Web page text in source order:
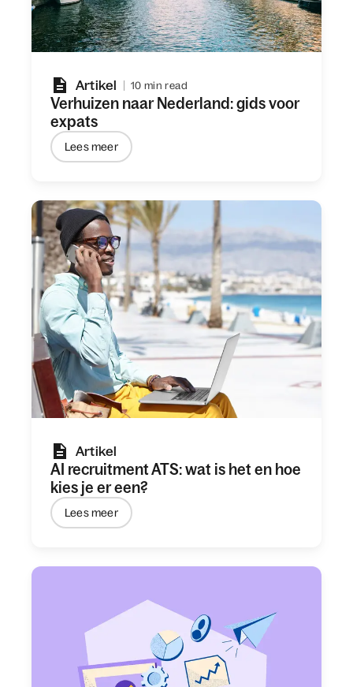
Artikel 10 min read
Verhuizen naar Nederland: gids voor
expats
Lees meer
Artikel
AI recruitment ATS: wat is het en hoe
kies je er een?
Lees meer